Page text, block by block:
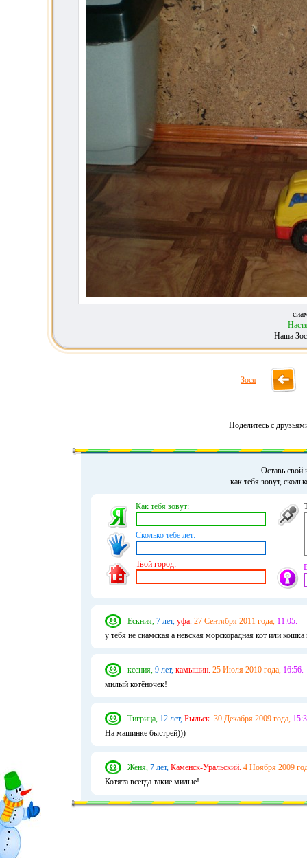
Наша
Зося
Поделитесь с
Оставь свой
как тебя зовут,
Как тебя зовут:
Сколько тебе лет:
Твой город:
Ескния, 7 лет, уфа. 27 Сентября 2011 года, 11:05.
у тебя не сиамская а невская морскорадная кот или
ксения, 9 лет, камышин. 25 Июля 2010 года, 16:56.
милый котёночек!
Тигрица, 12 лет, Рыльск. 30 Декабря 2009 года,
На машинке быстрей)))
Женя, 7 лет, Каменск-Уральский. 4 Ноября 2009
Котята всегда такие милые!